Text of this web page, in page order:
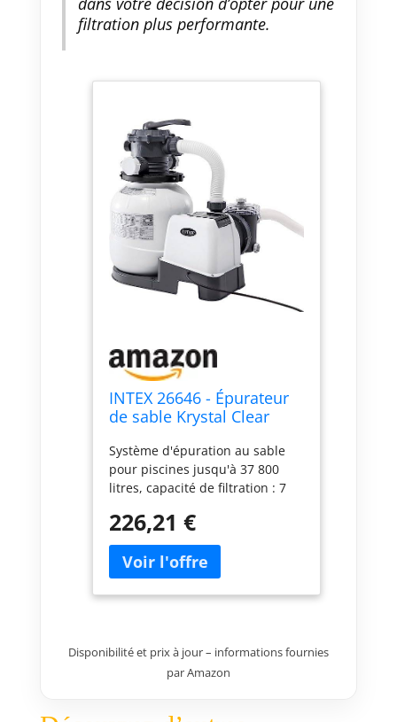
filtration plus performante.
INTEX 26646 - Épurateur
de sable Krystal Clear
démontables jusqu'à 37
800 l, 6 fonctions et
système de verrouillage
Système d'épuration au sable
pour piscines jusqu'à 37 800
litres, capacité de filtration : 7
Hydro Aeration System de Intex
Compatible avec les piscines
amovibles Intex gamme EASY
Set, Metal Frame, Prisma Frame,
Ultra Frame et Graphite Frame
connexions d'entrée et de sortie
de 32 mm, 2 adaptateurs de
226,21 €
Disponibilité et prix à jour – informations fournies
par Amazon